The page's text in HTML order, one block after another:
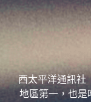
西太平洋通訊社
地區第一，也是